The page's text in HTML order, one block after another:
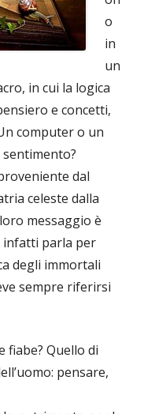
o
in
un
in cui la logica
e concetti,
computer o un
dal
celeste dalla
messaggio è
infatti parla per
degli immortali
sempre riferirsi
fiabe? Quello di
pensare,